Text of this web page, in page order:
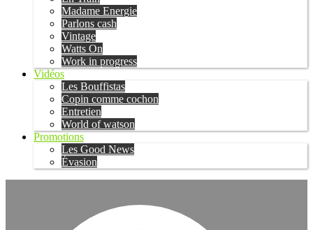
Madame Energie
Parlons cash
Vintage
Watts On
Work in progress
Vidéos
Les Bouffistas
Copin comme cochon
Entretien
World of watson
Promotions
Les Good News
Évasion